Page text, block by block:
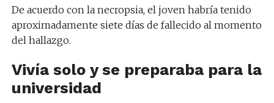
De acuerdo con la necropsia, el joven habría tenido
aproximadamente siete días de fallecido al momento
del hallazgo.
Vivía solo y se preparaba para la
universidad